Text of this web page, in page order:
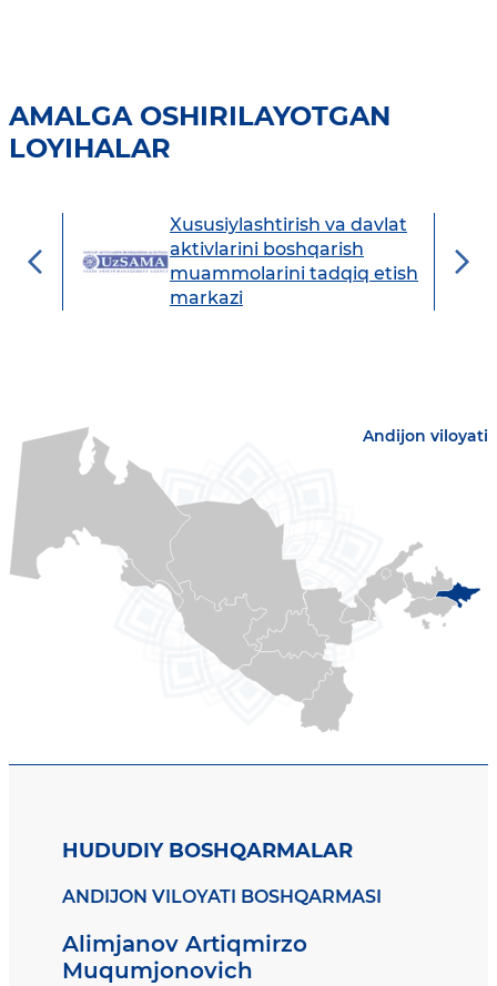
AMALGA OSHIRILAYOTGAN
LOYIHALAR
Xususiylashtirish va davlat
aktivlarini boshqarish
muammolarini tadqiq etish
markazi
Andijon viloyati
HUDUDIY BOSHQARMALAR
ANDIJON VILOYATI BOSHQARMASI
Alimjanov Artiqmirzo
Muqumjonovich